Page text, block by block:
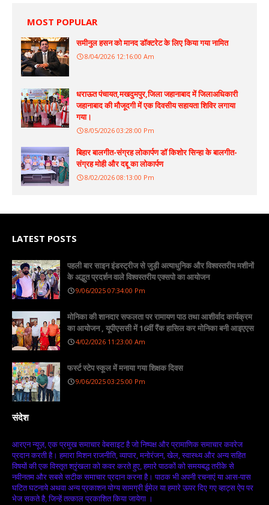
MOST POPULAR
समीनुल हसन को मानद डॉक्टरेट के लिए किया गया नामित
8/04/2026 12:16:00 Am
धराऊत पंचायत,मखदुमपुर,जिला जहानाबाद में जिलाअधिकारी
जहानाबाद की मौजूदगी में एक दिवसीय सहायता शिविर लगाया
गया।
8/05/2026 03:28:00 Pm
बिहार बालगीत-संग्रह लोकार्पण डॉ किशोर सिन्हा के बालगीत-
संग्रह मोही और दद्दू का लोकार्पण
8/02/2026 08:13:00 Pm
LATEST POSTS
पहली बार साइन इंडस्ट्रीज से जुड़ी अत्याधुनिक और विश्वस्तरीय मशीनों
के अद्भुत प्रदर्शन वाले विश्वस्तरीय एक्सपो का आयोजन
9/06/2025 07:34:00 Pm
मोनिका की शानदार सफलता पर रामायण पाठ तथा आशीर्वाद कार्यक्रम
का आयोजन , यूपीएससी में 16वीं रैंक हासिल कर मोनिका बनी आइएएस
4/02/2026 11:23:00 Am
फर्स्ट स्टेप स्कूल में मनाया गया शिक्षक दिवस
9/06/2025 03:25:00 Pm
संदेश
आरएन न्यूज़, एक प्रमुख समाचार वेबसाइट है जो निष्पक्ष और प्रामाणिक समाचार कवरेज
प्रदान करती है। हमारा मिशन राजनीति, व्यापार, मनोरंजन, खेल, स्वास्थ्य और अन्य सहित
विषयों की एक विस्तृत श्रृंखला को कवर करते हुए, हमारे पाठकों को समयबद्ध तरीके से
नवीनतम और सबसे सटीक समाचार प्रदान करना है। पाठक भी अपनी रचनाएं या आस-पास
घटित घटनाये अथवा अन्य प्रकाशन योग्य सामग्री ईमेल या हमारे ऊपर दिए गए व्हाट्स ऐप पर
भेज सकते है, जिन्हें तत्काल प्रकाशित किया जायेगा ।